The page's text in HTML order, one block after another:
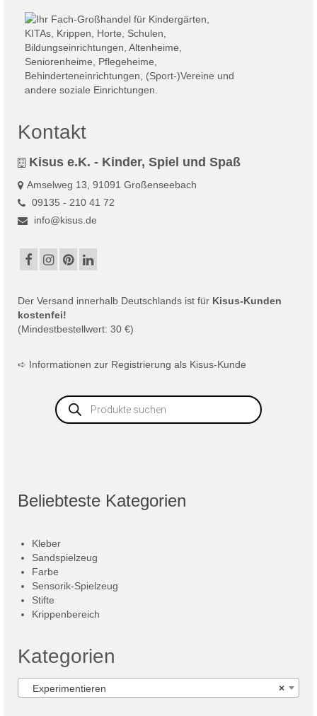
Kontakt
Kisus e.K. - Kinder, Spiel und Spaß
Amselweg 13, 91091 Großenseebach
09135 - 210 41 72
info@kisus.de
Der Versand innerhalb Deutschlands ist für Kisus-Kunden
kostenfei!
(Mindestbestellwert: 30 €)
➪ Informationen zur Registrierung als Kisus-Kunde
Products
search
Beliebteste Kategorien
Kleber
Sandspielzeug
Farbe
Sensorik-Spielzeug
Stifte
Krippenbereich
Kategorien
×
Experimentieren